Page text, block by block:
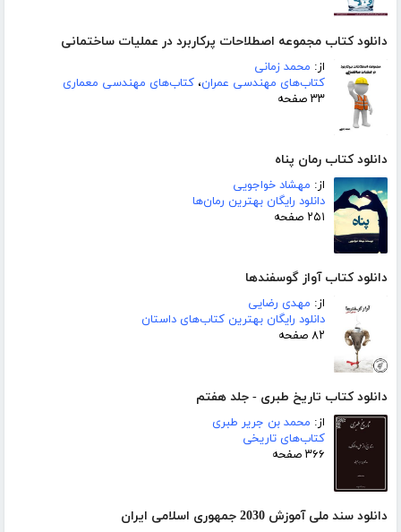
دانلود کتاب مجموعه اصطلاحات پرکاربرد در عملیات ساختمانی
از: محمد زمانی
کتاب‌های مهندسی عمران، کتاب‌های مهندسی معماری
۳۳ صفحه
دانلود کتاب رمان پناه
از: مهشاد خواجویی
دانلود رایگان بهترین رمان‌ها
۲۵۱ صفحه
دانلود کتاب آواز گوسفندها
از: مهدی رضایی
دانلود رایگان بهترین کتاب‌های داستان
۸۲ صفحه
دانلود کتاب تاریخ طبری - جلد هفتم
از: محمد بن جریر طبری
کتاب‌های تاریخی
۳۶۶ صفحه
دانلود سند ملی آموزش 2030 جمهوری اسلامی ایران